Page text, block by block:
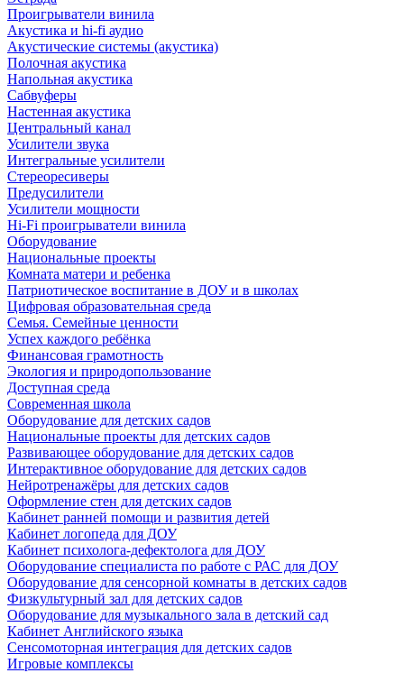
Проигрыватели винила
Акустика и hi-fi аудио
Акустические системы (акустика)
Полочная акустика
Напольная акустика
Сабвуферы
Настенная акустика
Центральный канал
Усилители звука
Интегральные усилители
Стереоресиверы
Предусилители
Усилители мощности
Hi-Fi проигрыватели винила
Оборудование
Национальные проекты
Комната матери и ребенка
Патриотическое воспитание в ДОУ и в школах
Цифровая образовательная среда
Семья. Семейные ценности
Успех каждого ребёнка
Финансовая грамотность
Экология и природопользование
Доступная среда
Современная школа
Оборудование для детских садов
Национальные проекты для детских садов
Развивающее оборудование для детских садов
Интерактивное оборудование для детских садов
Нейротренажёры для детских садов
Оформление стен для детских садов
Кабинет ранней помощи и развития детей
Кабинет логопеда для ДОУ
Кабинет психолога-дефектолога для ДОУ
Оборудование специалиста по работе с РАС для ДОУ
Оборудование для сенсорной комнаты в детских садов
Физкультурный зал для детских садов
Оборудование для музыкального зала в детский сад
Кабинет Английского языка
Сенсомоторная интеграция для детских садов
Игровые комплексы